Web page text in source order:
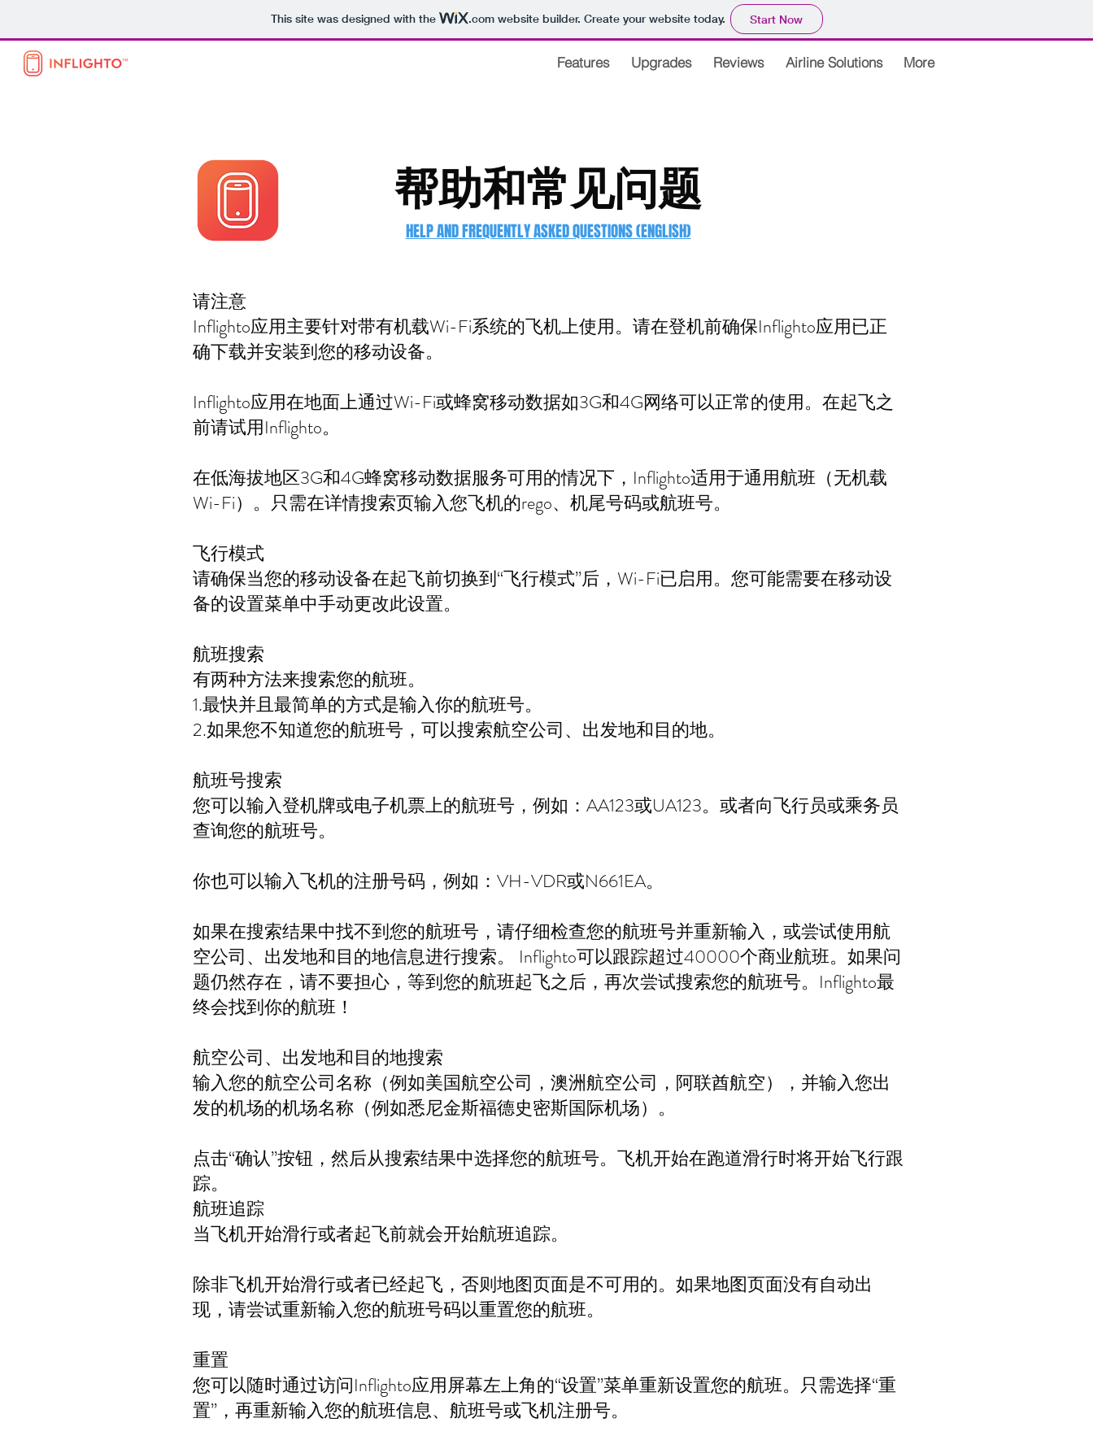
This site was designed with the .comwebsite builder. Create your website today. Start Now
Features Upgrades Reviews Airline Solutions More
帮助和常见问题
HELP AND FREQUENTLY ASKED QUESTIONS (ENGLISH)
请注意
Inflighto应用主要针对带有机载Wi-Fi系统的飞机上使用。请在登机前确保Inflighto应用已正
确下载并安装到您的移动设备。
Inflighto应用在地面上通过Wi-Fi或蜂窝移动数据如3G和4G网络可以正常的使用。在起飞之
前请试用Inflighto。
在低海拔地区3G和4G蜂窝移动数据服务可用的情况下，Inflighto适用于通用航班（无机载
Wi-Fi）。只需在详情搜索页输入您飞机的rego、机尾号码或航班号。
飞行模式
请确保当您的移动设备在起飞前切换到“飞行模式”后，Wi-Fi已启用。您可能需要在移动设
备的设置菜单中手动更改此设置。
航班搜索
有两种方法来搜索您的航班。
1.最快并且最简单的方式是输入你的航班号。
2.如果您不知道您的航班号，可以搜索航空公司、出发地和目的地。
航班号搜索
您可以输入登机牌或电子机票上的航班号，例如：AA123或UA123。或者向飞行员或乘务员
查询您的航班号。
你也可以输入飞机的注册号码，例如：VH-VDR或N661EA。
如果在搜索结果中找不到您的航班号，请仔细检查您的航班号并重新输入，或尝试使用航
空公司、出发地和目的地信息进行搜索。 Inflighto可以跟踪超过40000个商业航班。如果问
题仍然存在，请不要担心，等到您的航班起飞之后，再次尝试搜索您的航班号。Inflighto最
终会找到你的航班！
航空公司、出发地和目的地搜索
输入您的航空公司名称（例如美国航空公司，澳洲航空公司，阿联酋航空），并输入您出
发的机场的机场名称（例如悉尼金斯福德史密斯国际机场）。
点击“确认”按钮，然后从搜索结果中选择您的航班号。飞机开始在跑道滑行时将开始飞行跟
踪。
航班追踪
当飞机开始滑行或者起飞前就会开始航班追踪。
除非飞机开始滑行或者已经起飞，否则地图页面是不可用的。如果地图页面没有自动出
现，请尝试重新输入您的航班号码以重置您的航班。
重置
您可以随时通过访问Inflighto应用屏幕左上角的“设置”菜单重新设置您的航班。只需选择“重
置”，再重新输入您的航班信息、航班号或飞机注册号。